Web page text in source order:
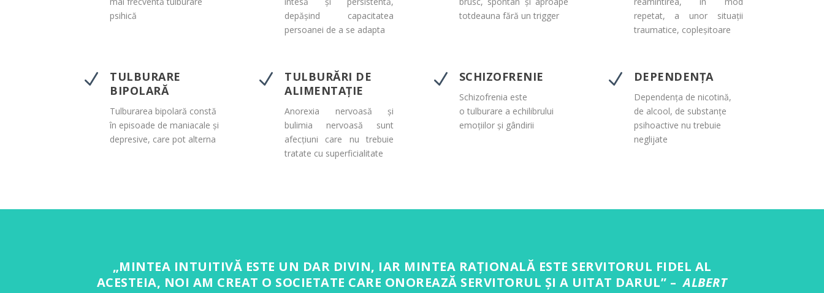
psihică
depășind capacitatea
persoanei de a se adapta
totdeauna fără un trigger
repetat, a unor situații
traumatice, copleșitoare
N
TULBURARE
BIPOLARĂ
Tulburarea bipolară constă
în episoade de maniacale și
depresive, care pot alterna
N
TULBURĂRI DE
ALIMENTAȚIE
Anorexia nervoasă și
bulimia nervoasă sunt
afecțiuni care nu trebuie
tratate cu superficialitate
N SCHIZOFRENIE
Schizofrenia este
o tulburare a echilibrului
emoțiilor și gândirii
N DEPENDENȚA
Dependența de nicotină,
de alcool, de substanțe
psihoactive nu trebuie
neglijate
„MINTEA INTUITIVĂ ESTE UN DAR DIVIN, IAR MINTEA RAȚIONALĂ ESTE SERVITORUL FIDEL AL
ACESTEIA, NOI AM CREAT O SOCIETATE CARE ONOREAZĂ SERVITORUL ȘI A UITAT DARUL” –ALBERT